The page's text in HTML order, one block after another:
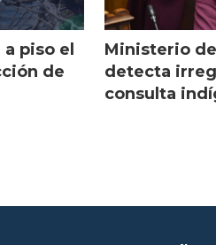
piso el
de
Ministerio
detecta
consulta